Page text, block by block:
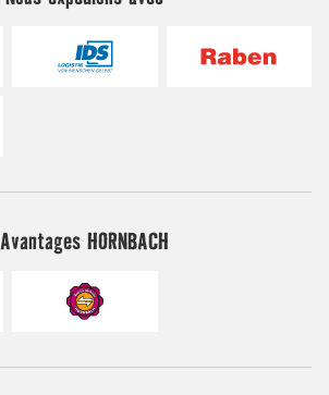
Avantages HORNBACH